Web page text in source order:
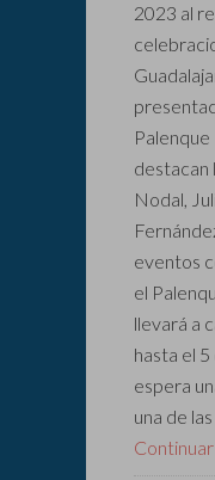
2023 al
destacan
Nodal,
eventos
el
llevará a
hasta el
espera
una de